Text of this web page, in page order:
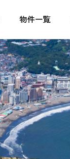
物件一覧